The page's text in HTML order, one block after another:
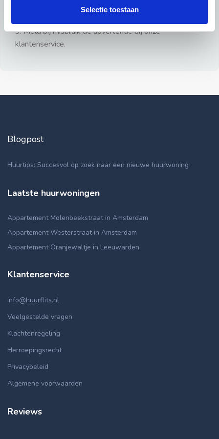
Selectie toestaan
3: Meld bij misbruik de advertentie bij onze
klantenservice.
Blogpost
Huurtips: Succesvol op zoek naar een nieuwe huurwoning
Laatste huurwoningen
Appartement Molenbeekstraat in Amsterdam
Appartement Westerstraat in Amsterdam
Appartement Oranjewaltje in Leeuwarden
Klantenservice
info@huurflits.nl
Veelgestelde vragen
Klachtenregeling
Herroepingsrecht
Privacybeleid
Algemene voorwaarden
Reviews